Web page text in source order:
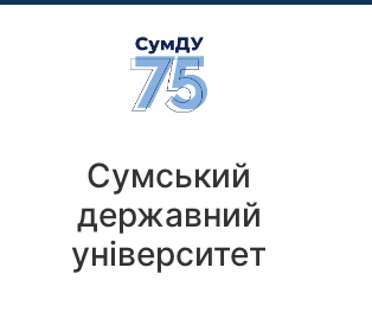
Сумський
державний
університет